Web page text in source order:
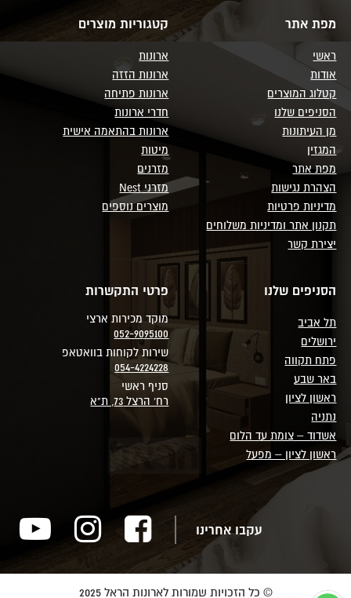
מפת אתר
ראשי
אודות
קטלוג המוצרים
הסניפים שלנו
מן העיתונות
המגזין
מפת אתר
הצהרת נגישות
מדיניות פרטיות
תקנון אתר ומדיניות משלוחים
יצירת קשר
קטגוריות מוצרים
ארונות
ארונות הזזה
ארונות פתיחה
חדרי ארונות
ארונות בהתאמה אישית
מיטות
מזרנים
מזרני Nest
מוצרים נוספים
הסניפים שלנו
תל אביב
ירושלים
פתח תקווה
באר שבע
ראשון לציון
נתניה
אשדוד – צומת עד הלום
ראשון לציון – מפעל
פרטי התקשרות
מוקד מכירות ארצי
052-9095100
שירות לקוחות בוואטאפ
054-4224228
סניף ראשי
רח' הרצל 73, ת"א
עקבו אחרינו
© כל הזכויות שמורות לארונות הראל 2025